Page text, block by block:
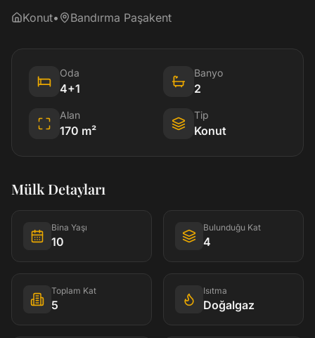
Konut• Bandırma Paşakent
Oda
4+1
Banyo
2
Alan
170 m²
Tip
Konut
Mülk Detayları
Bina Yaşı
10
Bulunduğu Kat
4
Toplam Kat
5
Isıtma
Doğalgaz